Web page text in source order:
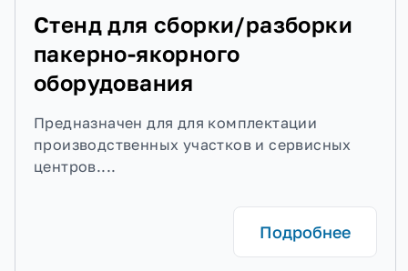
Стенд для сборки/разборки
пакерно-якорного
оборудования
Предназначен для для комплектации
производственных участков и сервисных
центров....
Подробнее